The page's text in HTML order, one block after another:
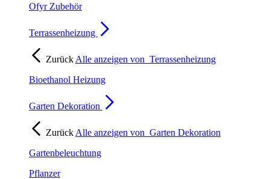
Ofyr Zubehör
Terrassenheizung
Zurück Alle anzeigen von Terrassenheizung
Bioethanol Heizung
Garten Dekoration
Zurück Alle anzeigen von Garten Dekoration
Gartenbeleuchtung
Pflanzer